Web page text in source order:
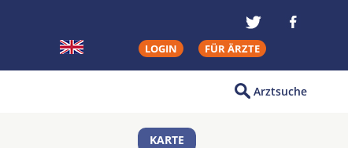
LOGIN FÜR ÄRZTE
Arztsuche
KARTE